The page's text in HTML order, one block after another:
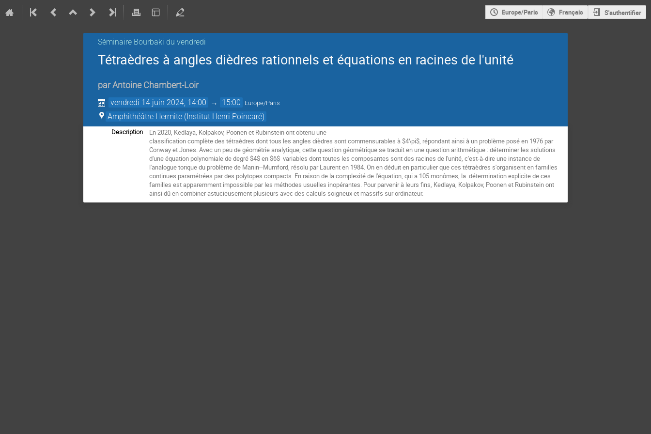
Europe/Paris Français S'authentifier
Séminaire Bourbaki du vendredi
Tétraèdres à angles dièdres rationnels et équations en racines de l'unité
parAntoine Chambert-Loir
vendredi 14 juin 2024, 14:00 → 15:00 Europe/Paris
Amphithéâtre Hermite (Institut Henri Poincaré)
Description
En 2020, Kedlaya, Kolpakov, Poonen et Rubinstein ont obtenu une
classification complète des tétraèdres dont tous les angles dièdres sont commensurables à $4\pi$, répondant ainsi à un problème posé en 1976 par
Conway et Jones. Avec un peu de géométrie analytique, cette question géométrique se traduit en une question arithmétique : déterminer les solutions
d'une équation polynomiale de degré $4$ en $6$ variables dont toutes les composantes sont des racines de l'unité, c'est-à-dire une instance de
l'analogue torique du problème de Manin--Mumford, résolu par Laurent en 1984. On en déduit en particulier que ces tétraèdres s'organisent en familles
continues paramétrées par des polytopes compacts. En raison de la complexité de l'équation, qui a 105 monômes, la détermination explicite de ces
familles est apparemment impossible par les méthodes usuelles inopérantes. Pour parvenir à leurs fins, Kedlaya, Kolpakov, Poonen et Rubinstein ont
ainsi dû en combiner astucieusement plusieurs avec des calculs soigneux et massifs sur ordinateur.